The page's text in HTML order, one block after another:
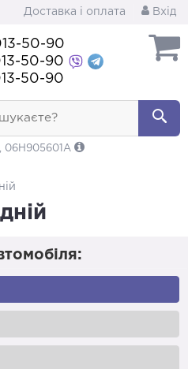
Доставка і оплата Вхід
50-90
50-90
50-90
06H905601A